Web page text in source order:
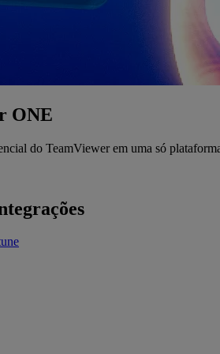
ONE
do TeamViewer em uma só